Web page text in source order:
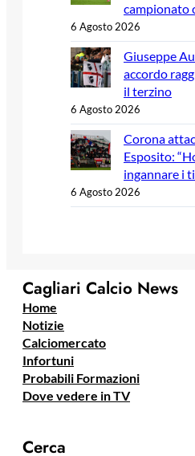
campionato
6 Agosto 2026
Giuseppe
accordo
il terzino
6 Agosto 2026
Corona
Esposito:
ingannare i
6 Agosto 2026
Cagliari Calcio News
Home
Notizie
Calciomercato
Infortuni
Probabili Formazioni
Dove vedere in TV
Cerca